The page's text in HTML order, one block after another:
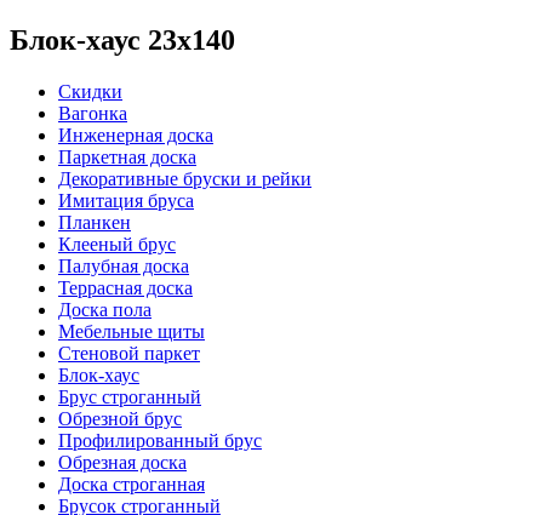
Блок-хаус 23х140
Скидки
Вагонка
Инженерная доска
Паркетная доска
Декоративные бруски и рейки
Имитация бруса
Планкен
Клееный брус
Палубная доска
Террасная доска
Доска пола
Мебельные щиты
Стеновой паркет
Блок-хаус
Брус строганный
Обрезной брус
Профилированный брус
Обрезная доска
Доска строганная
Брусок строганный